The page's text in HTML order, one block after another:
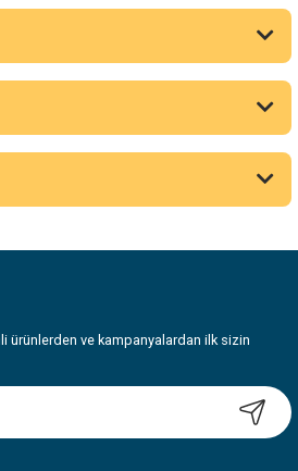
ederiz.
veya görüntülenemiyor.
bilgiler bulunuyor.
ürünlerden ve kampanyalardan ilk sizin